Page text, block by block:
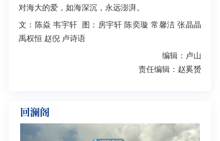
对海大的爱，如海深沉，永远澎湃。
文：陈焱 韦宇轩 图：房宇轩 陈奕璇 常馨洁 张晶晶
禹权恒 赵倪 卢诗语
编辑：卢山
责任编辑：赵奚赟
回澜阁